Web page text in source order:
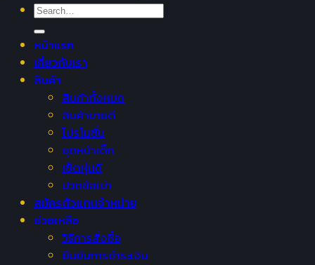
Search
for:
หน้าแรก
เกี่ยวกับเรา
สินค้า
สินค้าทั้งหมด
สินค้าขายดี
โปรโมชั่น
ชุดหน้าเด็ก
เซ็ตหุ่นดี
ปวดข้อเข่า
สมัครตัวแทนจำหน่าย
ช่วยเหลือ
วิธีการสั่งซื้อ
ยืนยันการชำระเงิน